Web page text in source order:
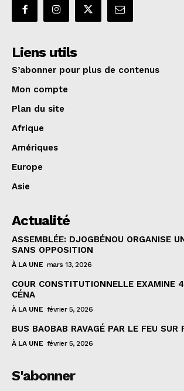
Liens utils
S’abonner pour plus de contenus
Mon compte
Plan du site
Afrique
Amériques
Europe
Asie
Actualité
ASSEMBLÉE: DJOGBÉNOU ORGANISE
SANS OPPOSITION
À LA UNE mars 13, 2026
COUR CONSTITUTIONNELLE EXAMINE
CÉNA
À LA UNE février 5, 2026
BUS BAOBAB RAVAGÉ PAR LE FEU SUR
À LA UNE février 5, 2026
S'abonner